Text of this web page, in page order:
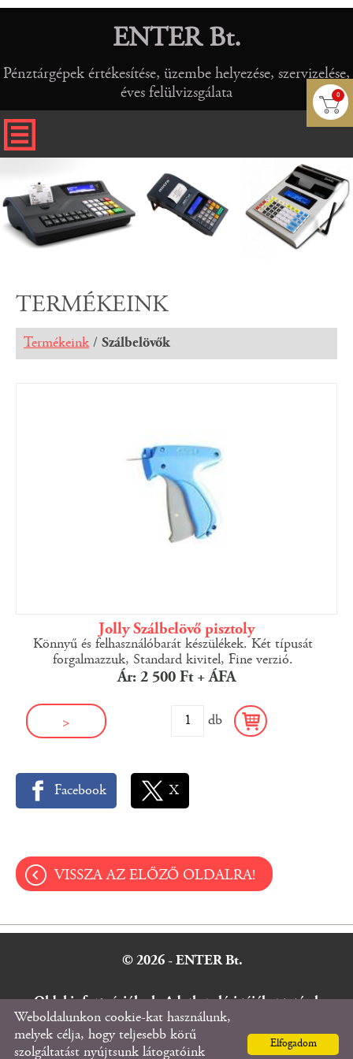
0
ENTER Bt.
Pénztárgépek értékesítése, üzembe helyezése, szervizelése,
éves felülvizsgálata
TERMÉKEINK
Termékeink / Szálbelövők
Jolly Szálbelövő pisztoly
Könnyű és felhasználóbarát készülékek. Két típusát
forgalmazzuk, Standard kivitel, Fine verzió.
Ár: 2 500 Ft + ÁFA
> db
Facebook X
VISSZA AZ ELŐZŐ OLDALRA!
© 2026 - ENTER Bt.
Oldal információklAdatkezelési tájékoztatól
Impresszum
Elfogadom
Weboldalunkon cookie-kat használunk,
melyek célja, hogy teljesebb körű
szolgáltatást nyújtsunk látogatóink